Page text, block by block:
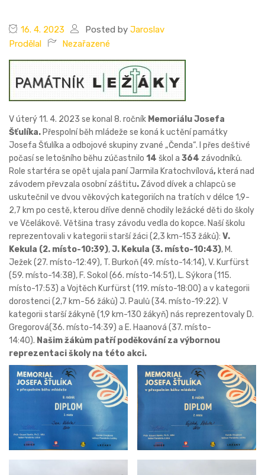
16. 4. 2023 Posted by Jaroslav
Prodělal
Nezařazené
V úterý 11. 4. 2023 se konal 8. ročník Memoriálu Josefa
Šťulíka. Přespolní běh mládeže se koná k uctění památky
Josefa Šťulíka a odbojové skupiny zvané „Čenda“. I přes deštivé
počasí se letošního běhu zúčastnilo 14 škol a 364 závodníků.
Role startéra se opět ujala paní Jarmila Kratochvílová, která nad
závodem převzala osobní záštitu. Závod dívek a chlapců se
uskutečnil ve dvou věkových kategoriích na tratích v délce 1,9-
2,7 km po cestě, kterou dříve denně chodily ležácké děti do školy
ve Včelákově. Většina trasy závodu vedla do kopce. Naší školu
reprezentovali v kategorii starší žáci (2,3 km-153 žáků): V.
Kekula (2. místo-10:39),J. Kekula (3. místo-10:43), M.
Ježek (27. místo-12:49), T. Burkoň (49. místo-14:14), V. Kurfürst
(59. místo-14:38), F. Sokol (66. místo-14:51), L. Sýkora (115.
místo-17:53) a Vojtěch Kurfürst (119. místo-18:00) a v kategorii
dorostenci (2,7 km-56 žáků) J. Paulů (34. místo-19:22). V
kategorii starší žákyně (1,9 km-130 žákyň) nás reprezentovaly D.
Gregorová(36. místo-14:39) a E. Haanová (37. místo-
14:40). Našim žákům patří poděkování za výbornou
reprezentaci školy na této akci.